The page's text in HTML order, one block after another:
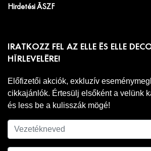
Hirdetési ÁSZF
IRATKOZZ FEL AZ ELLE ÉS ELLE
HÍRLEVELÉRE!
Előfizetői akciók, exkluzív
cikkajánlók. Értesülj elsőként a velünk
és less be a kulisszák mögé!